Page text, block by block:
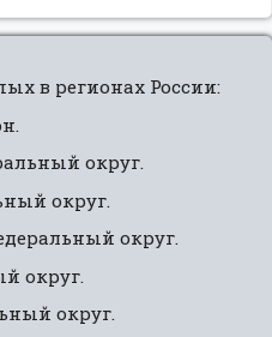
в регионах России:
округ.
округ.
округ.
округ.
округ.